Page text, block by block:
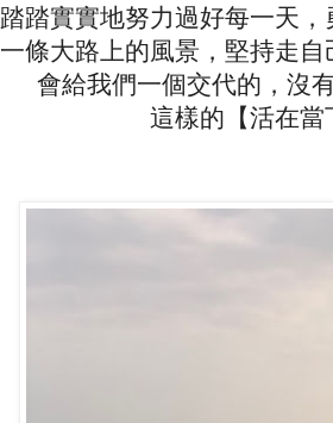
踏實實地努力過好每一天
條大路上的風景，堅持走
會給我們一個交代的，沒
這樣的【活在當